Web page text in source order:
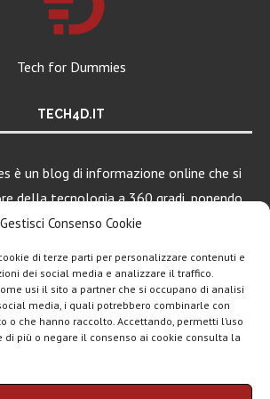
Gestisci Consenso Cookie
di terze parti per personalizzare contenuti e
dei social media e analizzare il traffico.
usi il sito a partner che si occupano di analisi
media, i quali potrebbero combinarle con
o che hanno raccolto. Accettando, permetti l’uso
di più o negare il consenso ai cookie consulta la
Tech for Dummies
TECH4D.IT
è un blog di informazione online che si
della tecnologia a 360 gradi, ponendo
attenzione al mondo Android, Apple e
Contatti Disclaimer Privacy policy